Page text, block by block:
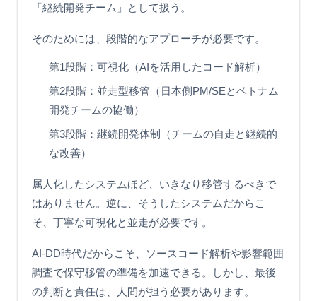
「継続開発チーム」として扱う。
そのためには、段階的なアプローチが必要です。
第1段階：可視化（AIを活用したコード解析）
第2段階：並走型移管（日本側PM/SEとベトナム
開発チームの協働）
第3段階：継続開発体制（チームの自走と継続的
な改善）
属人化したシステムほど、いきなり移管するべきで
はありません。逆に、そうしたシステムだからこ
そ、丁寧な可視化と並走が必要です。
AI-DD時代だからこそ、ソースコード解析や影響範囲
調査で保守移管の準備を加速できる。しかし、最後
の判断と責任は、人間が担う必要があります。